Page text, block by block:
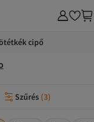
cipő
Szűrés (3)